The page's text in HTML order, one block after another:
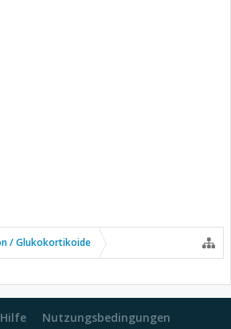
/ Glukokortikoide
Hilfe Nutzungsbedingungen